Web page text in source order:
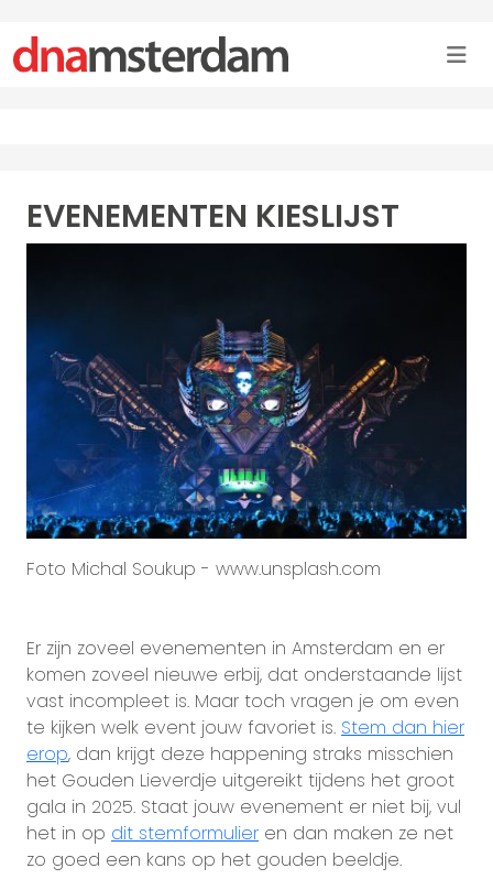
EVENEMENTEN KIESLIJST
Foto Michal Soukup - www.unsplash.com
Er zijn zoveel evenementen in Amsterdam en er
komen zoveel nieuwe erbij, dat onderstaande lijst
vast incompleet is. Maar toch vragen je om even
te kijken welk event jouw favoriet is. Stem dan hier
erop, dan krijgt deze happening straks misschien
het Gouden Lieverdje uitgereikt tijdens het groot
gala in 2025. Staat jouw evenement er niet bij, vul
het in op dit stemformulier en dan maken ze net
zo goed een kans op het gouden beeldje.